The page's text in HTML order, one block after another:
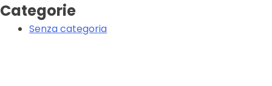
Categorie
Senza categoria